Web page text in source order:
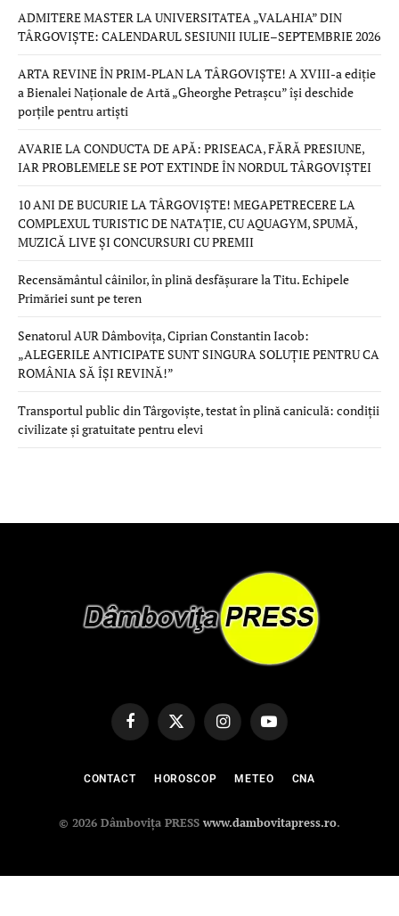
ADMITERE MASTER LA UNIVERSITATEA „VALAHIA” DIN
TÂRGOVIȘTE: CALENDARUL SESIUNII IULIE–SEPTEMBRIE 2026
ARTA REVINE ÎN PRIM-PLAN LA TÂRGOVIȘTE! A XVIII-a ediție
a Bienalei Naționale de Artă „Gheorghe Petrașcu” își deschide
porțile pentru artiști
AVARIE LA CONDUCTA DE APĂ: PRISEACA, FĂRĂ PRESIUNE,
IAR PROBLEMELE SE POT EXTINDE ÎN NORDUL TÂRGOVIȘTEI
10 ANI DE BUCURIE LA TÂRGOVIȘTE! MEGAPETRECERE LA
COMPLEXUL TURISTIC DE NATAȚIE, CU AQUAGYM, SPUMĂ,
MUZICĂ LIVE ȘI CONCURSURI CU PREMII
Recensământul câinilor, în plină desfășurare la Titu. Echipele
Primăriei sunt pe teren
Senatorul AUR Dâmbovița, Ciprian Constantin Iacob:
„ALEGERILE ANTICIPATE SUNT SINGURA SOLUȚIE PENTRU CA
ROMÂNIA SĂ ÎȘI REVINĂ!”
Transportul public din Târgoviște, testat în plină caniculă: condiții
civilizate și gratuitate pentru elevi
FacebookX
(Twitter)
InstagramYouTube
CONTACT HOROSCOP METEO CNA
© 2026 Dâmbovița PRESSwww.dambovitapress.ro.